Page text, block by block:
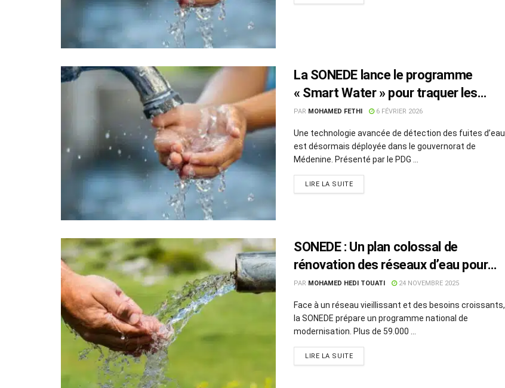
La SONEDE lance le programme
« Smart Water » pour traquer les
fuites
PAR MOHAMED FETHI 6 FÉVRIER 2026
Une technologie avancée de détection des fuites d’eau
est désormais déployée dans le gouvernorat de
Médenine. Présenté par le PDG ...
LIRE LA SUITE
SONEDE : Un plan colossal de
rénovation des réseaux d’eau pour
2026-2030
PAR MOHAMED HEDI TOUATI 24 NOVEMBRE 2025
Face à un réseau vieillissant et des besoins croissants,
la SONEDE prépare un programme national de
modernisation. Plus de 59.000 ...
LIRE LA SUITE